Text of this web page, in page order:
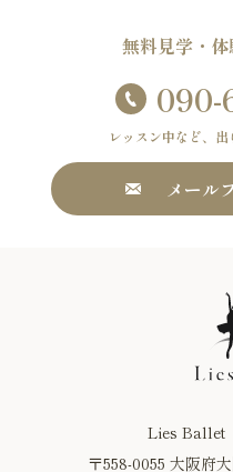
無料見学・
090-
レッスン中など、出
メール
Lies Ballet
〒558-0055 大阪府